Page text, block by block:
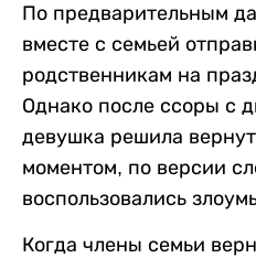
По предварительным
вместе с семьей
родственникам на
Однако после ссоры с
девушка решила
моментом, по версии
воспользовались
Когда члены семьи